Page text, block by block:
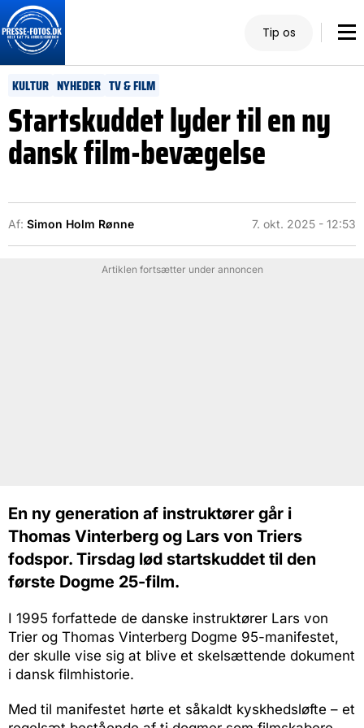
Tip os
KULTUR NYHEDER TV & FILM
Startskuddet lyder til en ny
dansk film-bevægelse
Af: Simon Holm Rønne 7. okt. 2025 - 12:53
Artiklen fortsætter under annoncen
En ny generation af instruktører går i
Thomas Vinterberg og Lars von Triers
fodspor. Tirsdag lød startskuddet til den
første Dogme 25-film.
I 1995 forfattede de danske instruktører Lars von
Trier og Thomas Vinterberg Dogme 95-manifestet,
der skulle vise sig at blive et skelsættende dokument
i dansk filmhistorie.
Med til manifestet hørte et såkaldt kyskhedsløfte – et